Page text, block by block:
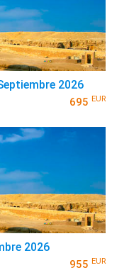
2026
695 EUR
2026
955 EUR